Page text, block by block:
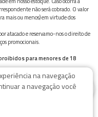
não será cobrado. O valor
mais ou menos) em virtude dos
atacado e reservamo-nos o direito de
promocionais.
para menores de 18
provoca graves males à saúde.
na navegação
a navegação você